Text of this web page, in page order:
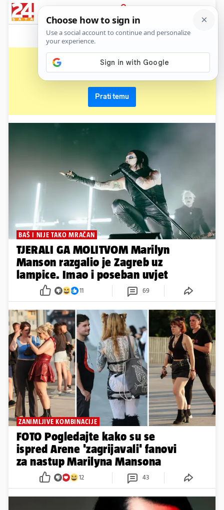
PRIJAVA
News
arena
Prati temu
BAŠ I NIJE TAKO MRAČAN
TJERALI GA MOLITVOM Marilyn
Manson razgalio je Zagreb uz
lampice. Imao i poseban uvjet
11 69
ZANIMLJIVE KOMBINACIJE
FOTO Pogledajte kako su se
ispred Arene 'zagrijavali' fanovi
za nastup Marilyna Mansona
12 43